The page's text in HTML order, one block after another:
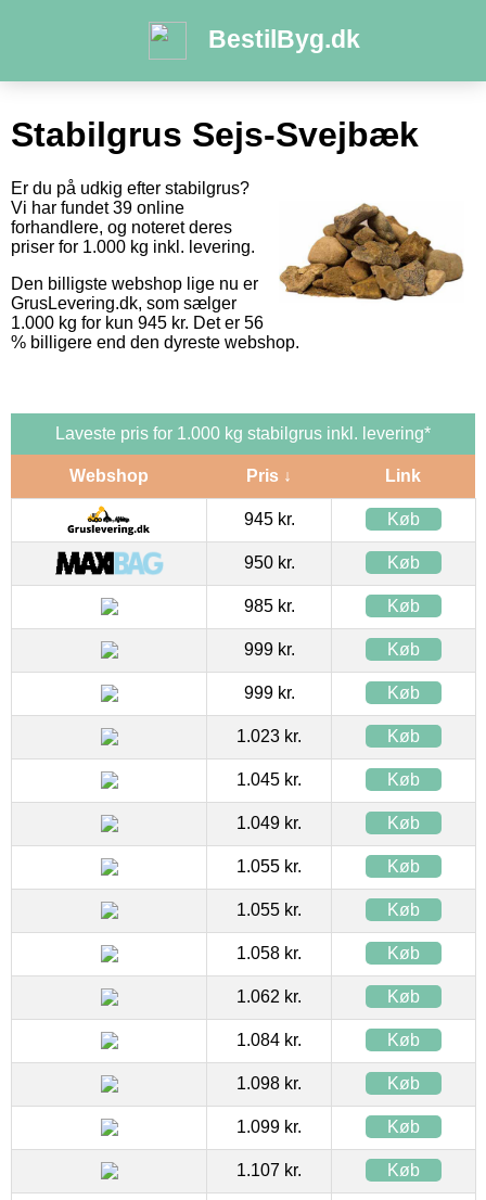
BestilByg.dk
Stabilgrus Sejs-Svejbæk
Er du på udkig efter stabilgrus?
Vi har fundet 39 online
forhandlere, og noteret deres
priser for 1.000 kg inkl. levering.
Den billigste webshop lige nu er
GrusLevering.dk, som sælger
1.000 kg for kun 945 kr. Det er 56
% billigere end den dyreste webshop.
Laveste pris for 1.000 kg stabilgrus inkl. levering*
Webshop Pris ↓ Link
945 kr. Køb
950 kr. Køb
985 kr. Køb
999 kr. Køb
999 kr. Køb
1.023 kr. Køb
1.045 kr. Køb
1.049 kr. Køb
1.055 kr. Køb
1.055 kr. Køb
1.058 kr. Køb
1.062 kr. Køb
1.084 kr. Køb
1.098 kr. Køb
1.099 kr. Køb
1.107 kr. Køb